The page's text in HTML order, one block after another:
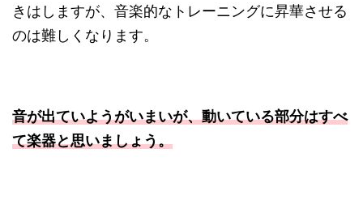
きはしますが、音楽的なトレーニングに昇華させる
のは難しくなります。
音が出ていようがいまいが、動いている部分はすべ
て楽器と思いましょう。